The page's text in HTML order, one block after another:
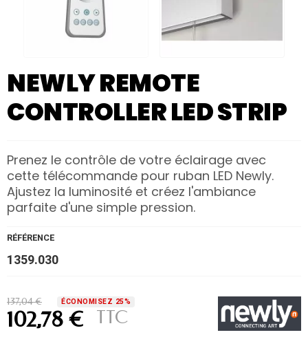
NEWLY REMOTE
CONTROLLER LED STRIP
Prenez le contrôle de votre éclairage avec
cette télécommande pour ruban LED Newly.
Ajustez la luminosité et créez l'ambiance
parfaite d'une simple pression.
RÉFÉRENCE
1359.030
137,04 € ÉCONOMISEZ 25%
102,78 € TTC